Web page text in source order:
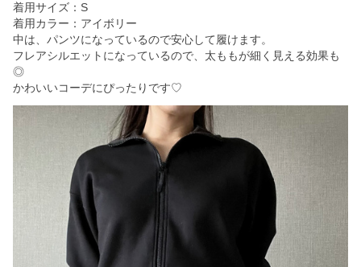
着用サイズ：S
着用カラー：アイボリー
中は、パンツになっているので安心して履けます。
フレアシルエットになっているので、太ももが細く見える効果も
◎